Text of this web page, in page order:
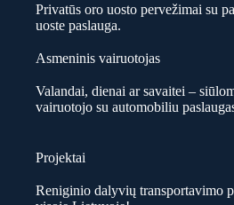
Privatūs oro uosto pervežimai su
uoste paslauga.
Asmeninis vairuotojas
Valandai, dienai ar savaitei –
vairuotojo su automobiliu
Projektai
Reniginio dalyvių transportavimo